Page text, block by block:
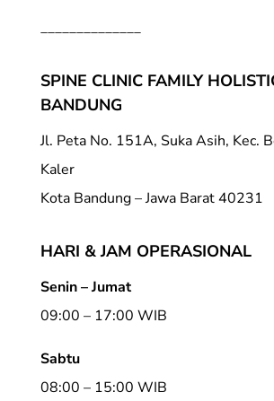
______________
SPINE CLINIC FAMILY
BANDUNG
Jl. Peta No. 151A, Suka Asih, Kec.
Kaler
Kota Bandung – Jawa Barat 40231
HARI & JAM OPERASIONAL
Senin – Jumat
09:00 – 17:00 WIB
Sabtu
08:00 – 15:00 WIB